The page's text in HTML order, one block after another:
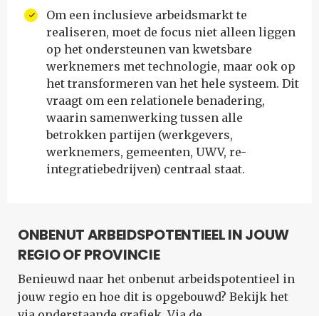
Om een inclusieve arbeidsmarkt te
realiseren, moet de focus niet alleen liggen
op het ondersteunen van kwetsbare
werknemers met technologie, maar ook op
het transformeren van het hele systeem. Dit
vraagt om een relationele benadering,
waarin samenwerking tussen alle
betrokken partijen (werkgevers,
werknemers, gemeenten, UWV, re-
integratiebedrijven) centraal staat.
ONBENUT ARBEIDSPOTENTIEEL IN JOUW
REGIO OF PROVINCIE
Benieuwd naar het onbenut arbeidspotentieel in
jouw regio en hoe dit is opgebouwd? Bekijk het